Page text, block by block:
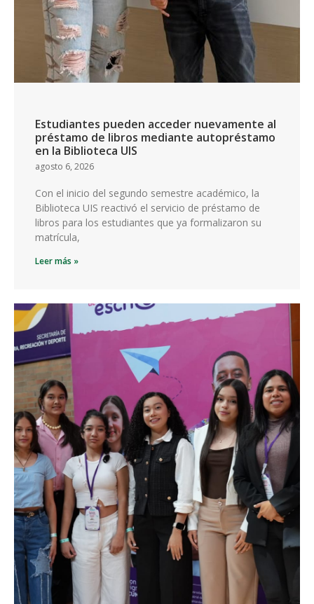
Estudiantes pueden acceder nuevamente al
préstamo de libros mediante autopréstamo
en la Biblioteca UIS
agosto 6, 2026
Con el inicio del segundo semestre académico, la
Biblioteca UIS reactivó el servicio de préstamo de
libros para los estudiantes que ya formalizaron su
matrícula,
Leer más »